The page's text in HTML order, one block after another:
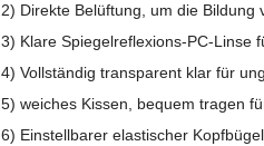
2) Direkte Belüftung, um die
3) Klare Spiegelreflexions-PC-Linse
4) Vollständig transparent klar für
5) weiches Kissen, bequem tragen
6) Einstellbarer elastischer